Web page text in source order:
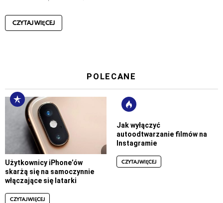
CZYTAJ WIĘCEJ
POLECANE
Użytkownicy iPhone’ów
skarżą się na samoczynnie
włączające się latarki
CZYTAJ WIĘCEJ
Jak wyłączyć
autoodtwarzanie filmów na
Instagramie
CZYTAJ WIĘCEJ